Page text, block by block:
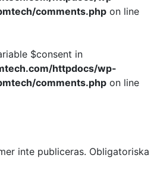
comments.php on line
$consent in
httpdocs/wp-
comments.php on line
inte publiceras. Obligatoriska